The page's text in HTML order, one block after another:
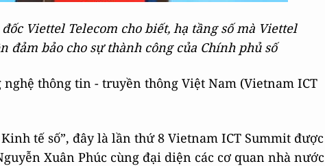
Viettel Telecom cho biết, hạ tầng số mà Viettel
đảm bảo cho sự thành công của Chính phủ số
nghệ thông tin - truyền thông Việt Nam (Vietnam ICT
tế số”, đây là lần thứ 8 Vietnam ICT Summit được
Xuân Phúc cùng đại diện các cơ quan nhà nước